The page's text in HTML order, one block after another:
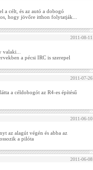
a célt, és az autó a dobogó
hogy jövőre itthon folytatják...
2011-08-11
valaki...
a pécsi IRC is szerepel
2011-07-26
a céldobogót az R4-es építésű
2011-06-10
az alagút végén és abba az
a pilóta
2011-06-08